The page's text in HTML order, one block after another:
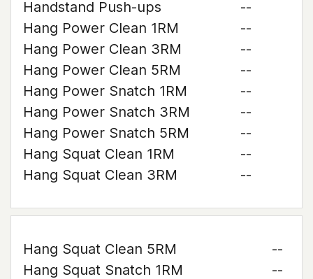
Handstand Push-ups
--
Hang Power Clean 1RM
--
Hang Power Clean 3RM
--
Hang Power Clean 5RM
--
Hang Power Snatch 1RM
--
Hang Power Snatch 3RM
--
Hang Power Snatch 5RM
--
Hang Squat Clean 1RM
--
Hang Squat Clean 3RM
--
Hang Squat Clean 5RM
--
Hang Squat Snatch 1RM
--